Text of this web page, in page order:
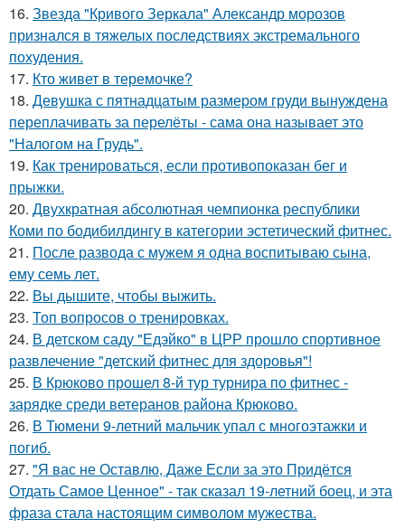
16. Звезда "Кривого Зеркала" Александр морозов
признался в тяжелых последствиях экстремального
похудения.
17. Кто живет в теремочке?
18. Девушка с пятнадцатым размером груди вынуждена
переплачивать за перелёты - сама она называет это
"Налогом на Грудь".
19. Как тренироваться, если противопоказан бег и
прыжки.
20. Двухкратная абсолютная чемпионка республики
Коми по бодибилдингу в категории эстетический фитнес.
21. После развода с мужем я одна воспитываю сына,
ему семь лет.
22. Вы дышите, чтобы выжить.
23. Топ вопросов о тренировках.
24. В детском саду "Едэйко" в ЦРР прошло спортивное
развлечение "детский фитнес для здоровья"!
25. В Крюково прошел 8-й тур турнира по фитнес -
зарядке среди ветеранов района Крюково.
26. В Тюмени 9-летний мальчик упал с многоэтажки и
погиб.
27. "Я вас не Оставлю, Даже Если за это Придётся
Отдать Самое Ценное" - так сказал 19-летний боец, и эта
фраза стала настоящим символом мужества.